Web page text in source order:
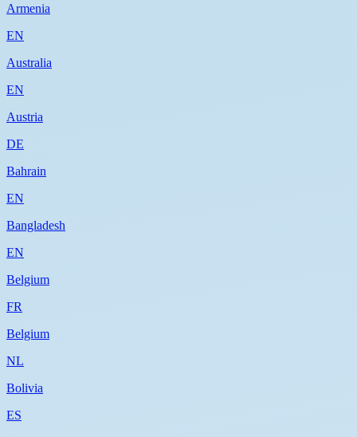
Armenia
EN
Australia
EN
Austria
DE
Bahrain
EN
Bangladesh
EN
Belgium
FR
Belgium
NL
Bolivia
ES